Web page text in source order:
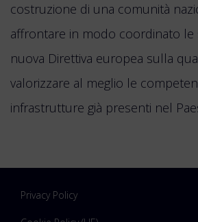
costruzione di una comunità
affrontare in modo coordinato le
nuova Direttiva europea sulla
valorizzare al meglio le
infrastrutture già presenti nel
Privacy Policy